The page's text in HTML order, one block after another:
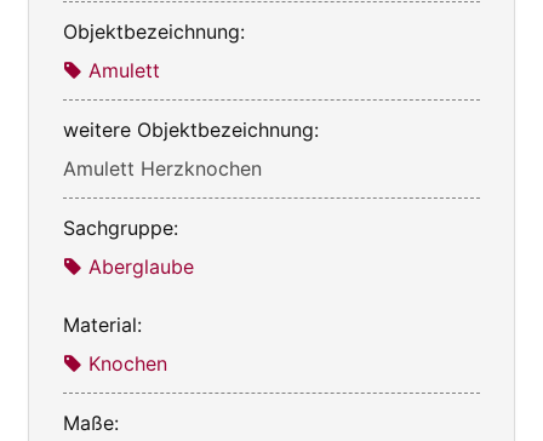
Objektbezeichnung:
Amulett
weitere Objektbezeichnung:
Amulett Herzknochen
Sachgruppe:
Aberglaube
Material:
Knochen
Maße: